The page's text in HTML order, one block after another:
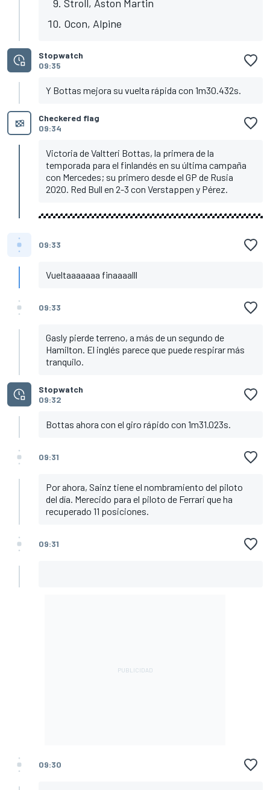
Stroll, Aston Martin
Ocon, Alpine
Stopwatch
09:35
Y Bottas mejora su vuelta rápida con 1m30.432s.
Checkered flag
09:34
Victoria de Valtteri Bottas, la primera de la
temporada para el finlandés en su última campaña
con Mercedes; su primero desde el GP de Rusia
2020. Red Bull en 2-3 con Verstappen y Pérez.
09:33
Vueltaaaaaaa finaaaalll
09:33
Gasly pierde terreno, a más de un segundo de
Hamilton. El inglés parece que puede respirar más
tranquilo.
Stopwatch
09:32
Bottas ahora con el giro rápido con 1m31.023s.
09:31
Por ahora, Sainz tiene el nombramiento del piloto
del día. Merecido para el piloto de Ferrari que ha
recuperado 11 posiciones.
09:31
09:30